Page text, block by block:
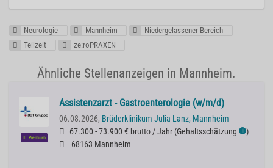
Neurologie Mannheim
Niedergelassener Bereich
Teilzeit
ze:roPRAXEN
Ähnliche Stellenanzeigen in Mannheim.
Premium
Assistenzarzt - Gastroenterologie (w/m/d)
06.08.2026, Brüderklinikum Julia Lanz, Mannheim
67.300 - 73.900 € brutto / Jahr (Gehaltsschätzung ℹ )
68163 Mannheim